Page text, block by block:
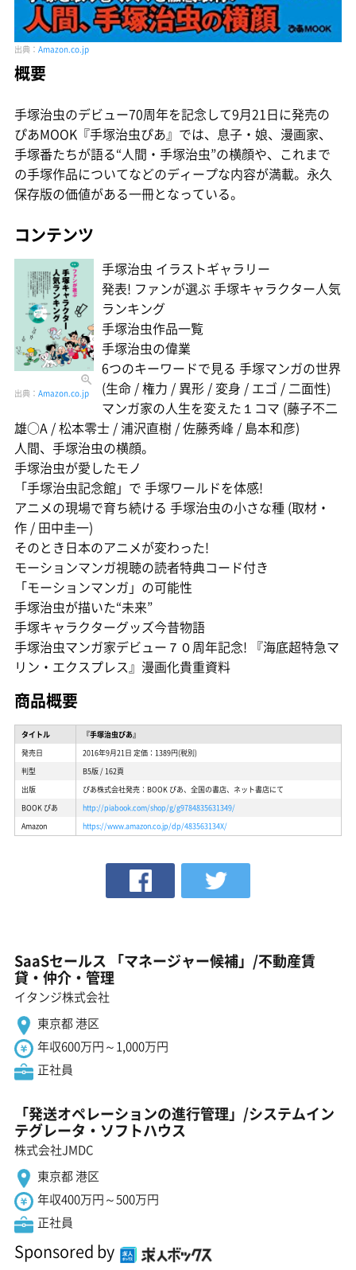
出典： Amazon.co.jp
概要
手塚治虫のデビュー70周年を記念して9月21日に発売の
ぴあMOOK『手塚治虫ぴあ』では、息子・娘、漫画家、
手塚番たちが語る“人間・手塚治虫”の横顔や、これまで
の手塚作品についてなどのディープな内容が満載。永久
保存版の価値がある一冊となっている。
コンテンツ
出典： Amazon.co.jp
手塚治虫 イラストギャラリー
発表! ファンが選ぶ 手塚キャラクター人気
ランキング
手塚治虫作品一覧
手塚治虫の偉業
6つのキーワードで見る 手塚マンガの世界
(生命 / 権力 / 異形 / 変身 / エゴ / 二面性)
マンガ家の人生を変えた１コマ (藤子不二
雄○A / 松本零士 / 浦沢直樹 / 佐藤秀峰 / 島本和彦)
人間、手塚治虫の横顔。
手塚治虫が愛したモノ
「手塚治虫記念館」で 手塚ワールドを体感!
アニメの現場で育ち続ける 手塚治虫の小さな種 (取材・
作 / 田中圭一)
そのとき日本のアニメが変わった!
モーションマンガ視聴の読者特典コード付き
「モーションマンガ」の可能性
手塚治虫が描いた“未来”
手塚キャラクターグッズ今昔物語
手塚治虫マンガ家デビュー７０周年記念! 『海底超特急マ
リン・エクスプレス』漫画化貴重資料
商品概要
タイトル
『手塚治虫ぴあ』
発売日
2016年9月21日 定価：1389円(税別)
判型
B5版 / 162頁
出版
ぴあ株式会社発売：BOOK ぴあ、全国の書店、ネット書店にて
BOOK ぴあ
http://piabook.com/shop/g/g9784835631349/
Amazon
https://www.amazon.co.jp/dp/483563134X/
SaaSセールス 「マネージャー候補」/不動産賃
貸・仲介・管理
イタンジ株式会社
東京都 港区
年収600万円～1,000万円
正社員
「発送オペレーションの進行管理」/システムイン
テグレータ・ソフトハウス
株式会社JMDC
東京都 港区
年収400万円～500万円
正社員
Sponsored by